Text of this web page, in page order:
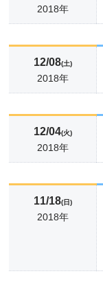
2018年
12/08(土)
2018年
12/04(火)
2018年
11/18(日)
2018年